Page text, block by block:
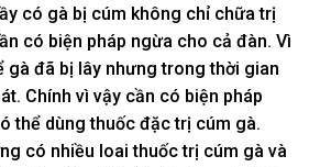
có gà bị cúm không chỉ chữa trị
có biện pháp ngừa cho cả đàn. Vì
gà đã bị lây nhưng trong thời gian
Chính vì vậy cần có biện pháp
thể dùng thuốc đặc trị cúm gà.
có nhiều loai thuốc trị cúm gà và